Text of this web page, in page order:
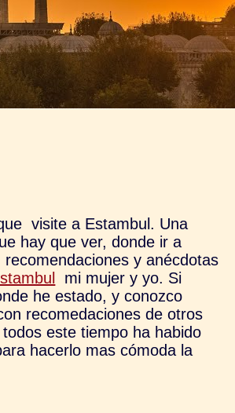
visite a Estambul. Una
hay que ver, donde ir a
y anécdotas
mi mujer y yo. Si
he estado, y conozco
recomedaciones de otros
este tiempo ha habido
hacerlo mas cómoda la